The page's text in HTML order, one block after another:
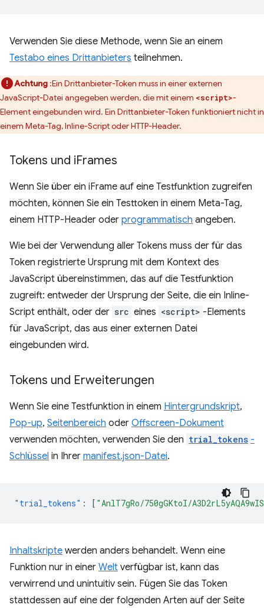
Verwenden Sie diese Methode, wenn Sie an einem
Testabo eines Drittanbieters teilnehmen.
Achtung :Ein Drittanbieter-Token muss in einer externen
JavaScript-Datei angegeben werden, die mit einem <script>-
Element eingebunden wird. Ein Drittanbieter-Token funktioniert nicht in
einem Meta-Tag, Inline-Script oder HTTP-Header.
Tokens und iFrames
Wenn Sie über ein iFrame auf eine Testfunktion zugreifen
möchten, können Sie ein Testtoken in einem Meta-Tag,
einem HTTP-Header oder programmatisch angeben.
Wie bei der Verwendung aller Tokens muss der für das
Token registrierte Ursprung mit dem Kontext des
JavaScript übereinstimmen, das auf die Testfunktion
zugreift: entweder der Ursprung der Seite, die ein Inline-
Script enthält, oder der src eines <script> -Elements
für JavaScript, das aus einer externen Datei
eingebunden wird.
Tokens und Erweiterungen
Wenn Sie eine Testfunktion in einem Hintergrundskript,
Pop-up, Seitenbereich oder Offscreen-Dokument
verwenden möchten, verwenden Sie den trial_tokens -
Schlüssel in Ihrer manifest.json-Datei.
"trial_tokens" : [ "AnlT7gRo/750gGKtoI/
Inhaltskripte werden anders behandelt. Wenn eine
Funktion nur in einer Welt verfügbar ist, kann das
verwirrend und unintuitiv sein. Fügen Sie das Token
stattdessen auf eine der folgenden Arten auf der Seite